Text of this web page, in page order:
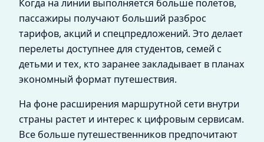
Когда на линии выполняется больше полетов,
пассажиры получают больший разброс
тарифов, акций и спецпредложений. Это делает
перелеты доступнее для студентов, семей с
детьми и тех, кто заранее закладывает в планах
экономный формат путешествия.
На фоне расширения маршрутной сети внутри
страны растет и интерес к цифровым сервисам.
Все больше путешественников предпочитают